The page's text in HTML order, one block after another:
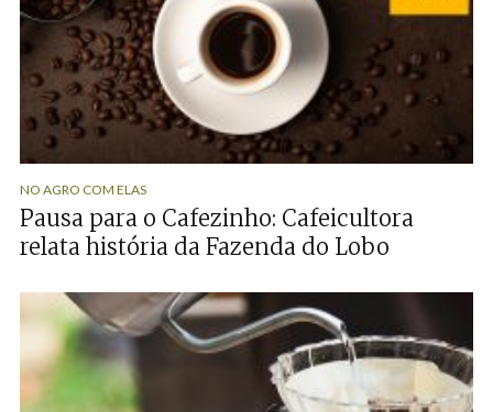
NO AGRO COM ELAS
Pausa para o Cafezinho: Cafeicultora
relata história da Fazenda do Lobo